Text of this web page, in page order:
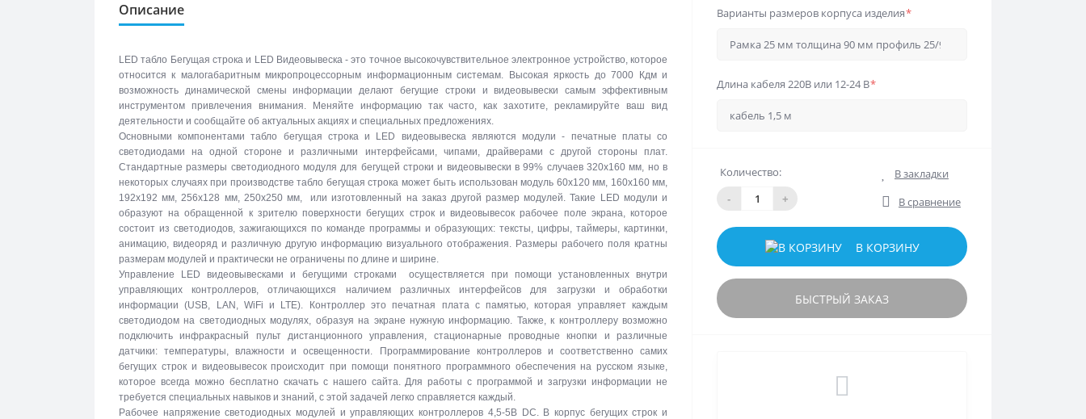
Описание
LED табло Бегущая строка и LED Видеовывеска - это точное высокочувствительное электронное устройство, которое
относится к малогабаритным микропроцессорным информационным системам. Высокая яркость до 7000 Кдм и
возможность динамической смены информации делают бегущие строки и видеовывески самым эффективным
инструментом привлечения внимания. Меняйте информацию так часто, как захотите, рекламируйте ваш вид
деятельности и сообщайте об актуальных акциях и специальных предложениях.
Основными компонентами табло бегущая строка и LED видеовывеска являются модули - печатные платы со
светодиодами на одной стороне и различными интерфейсами, чипами, драйверами с другой стороны плат.
Стандартные размеры светодиодного модуля для бегущей строки и видеовывески в 99% случаев 320х160 мм, но в
некоторых случаях при производстве табло бегущая строка может быть использован модуль 60х120 мм, 160х160 мм,
192х192 мм, 256х128 мм, 250х250 мм, или изготовленный на заказ другой размер модулей. Такие LED модули и
образуют на обращенной к зрителю поверхности бегущих строк и видеовывесок рабочее поле экрана, которое
состоит из светодиодов, зажигающихся по команде программы и образующих: тексты, цифры, таймеры, картинки,
анимацию, видеоряд и различную другую информацию визуального отображения. Размеры рабочего поля кратны
размерам модулей и практически не ограничены по длине и ширине.
Управление LED видеовывесками и бегущими строками осуществляется при помощи установленных внутри
управляющих контроллеров, отличающихся наличием различных интерфейсов для загрузки и обработки
информации (USB, LAN, WiFi и LTE). Контроллер это печатная плата с памятью, которая управляет каждым
светодиодом на светодиодных модулях, образуя на экране нужную информацию. Также, к контроллеру возможно
подключить инфракрасный пульт дистанционного управления, стационарные проводные кнопки и различные
датчики: температуры, влажности и освещенности. Программирование контроллеров и соответственно самих
бегущих строк и видеовывесок происходит при помощи понятного программного обеспечения на русском языке,
которое всегда можно бесплатно скачать с нашего сайта. Для работы с программой и загрузки информации не
требуется специальных навыков и знаний, с этой задачей легко справляется каждый.
Рабочее напряжение светодиодных модулей и управляющих контроллеров 4,5-5В DC. В корпус бегущих строк и
Варианты размеров корпуса изделия*
Длина кабеля 220В или 12-24 В*
Количество:
- +
В закладки
В сравнение
В КОРЗИНУ
БЫСТРЫЙ ЗАКАЗ